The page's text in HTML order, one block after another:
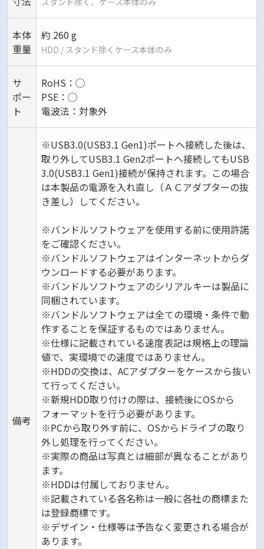
本体
重量
約 260 g
HDD / スタンド除くケース本体のみ
サ
ポー
ト
RoHS：◯
PSE：◯
電波法：対象外
備考
※USB3.0(USB3.1 Gen1)ポートへ接続した後は、
取り外してUSB3.1 Gen2ポートへ接続してもUSB
3.0(USB3.1 Gen1)接続が保持されます。この場合
は本製品の電源を入れ直し（ＡＣアダプターの抜
き差し）してください。
※バンドルソフトウェアを使用する前に使用許諾
をご確認ください。
※バンドルソフトウェアはインターネットからダ
ウンロードする必要があります。
※バンドルソフトウェアのシリアルキーは製品に
同梱されています。
※バンドルソフトウェアは全ての環境・条件で動
作することを保証するものではありません。
※仕様に記載されている速度表記は規格上の理論
値で、実環境での速度ではありません。
※HDDの交換は、ACアダプターをケースから抜い
て行ってください。
※新規HDD取り付けの際は、接続後にOSから
フォーマットを行う必要があります。
※PCから取り外す前に、OSからドライブの取り
外し処理を行ってください。
※実際の商品は写真とは細部が異なることがあり
ます。
※HDDは付属しておりません。
※記載されている各名称は一般に各社の商標また
は登録商標です。
※デザイン・仕様等は予告なく変更される場合が
あります。